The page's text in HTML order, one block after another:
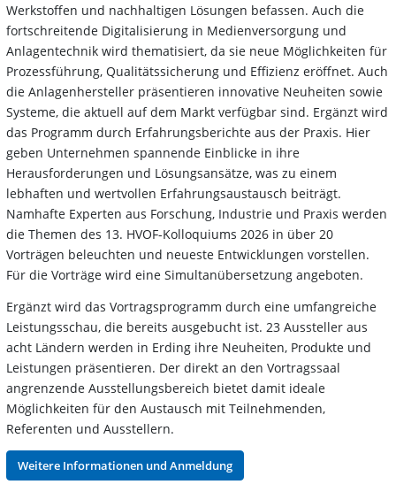
Werkstoffen und nachhaltigen Lösungen befassen. Auch die
fortschreitende Digitalisierung in Medienversorgung und
Anlagentechnik wird thematisiert, da sie neue Möglichkeiten für
Prozessführung, Qualitätssicherung und Effizienz eröffnet. Auch
die Anlagenhersteller präsentieren innovative Neuheiten sowie
Systeme, die aktuell auf dem Markt verfügbar sind. Ergänzt wird
das Programm durch Erfahrungsberichte aus der Praxis. Hier
geben Unternehmen spannende Einblicke in ihre
Herausforderungen und Lösungsansätze, was zu einem
lebhaften und wertvollen Erfahrungsaustausch beiträgt.
Namhafte Experten aus Forschung, Industrie und Praxis werden
die Themen des 13. HVOF-Kolloquiums 2026 in über 20
Vorträgen beleuchten und neueste Entwicklungen vorstellen.
Für die Vorträge wird eine Simultanübersetzung angeboten.
Ergänzt wird das Vortragsprogramm durch eine umfangreiche
Leistungsschau, die bereits ausgebucht ist. 23 Aussteller aus
acht Ländern werden in Erding ihre Neuheiten, Produkte und
Leistungen präsentieren. Der direkt an den Vortragssaal
angrenzende Ausstellungsbereich bietet damit ideale
Möglichkeiten für den Austausch mit Teilnehmenden,
Referenten und Ausstellern.
Weitere Informationen und Anmeldung